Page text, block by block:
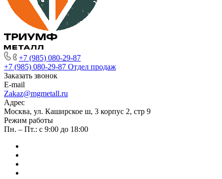
+7 (985) 080-29-87
+7 (985) 080-29-87 Отдел продаж
Заказать звонок
E-mail
Zakaz@mgmetall.ru
Адрес
Москва, ул. Каширское ш, 3 корпус 2, стр 9
Режим работы
Пн. – Пт.: с 9:00 до 18:00